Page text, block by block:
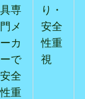
具専
門メ
ーカ
ーで
安全
性重
り・
安全
性重
視